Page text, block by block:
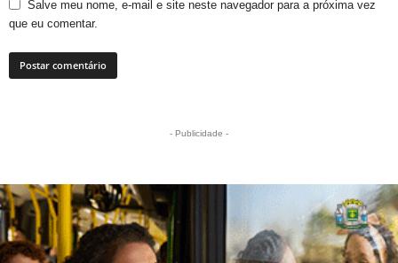
Salve meu nome, e-mail e site neste navegador para a próxima vez
que eu comentar.
- Publicidade -